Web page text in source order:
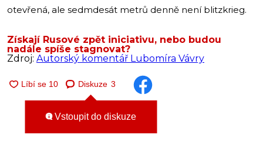
otevřená, ale sedmdesát metrů denně není blitzkrieg.
Získají Rusové zpět iniciativu, nebo budou
nadále spíše stagnovat?
Zdroj: Autorský komentář Lubomíra Vávry
Diskuze 3
Vstoupit do diskuze